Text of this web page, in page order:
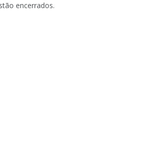
encerrados.